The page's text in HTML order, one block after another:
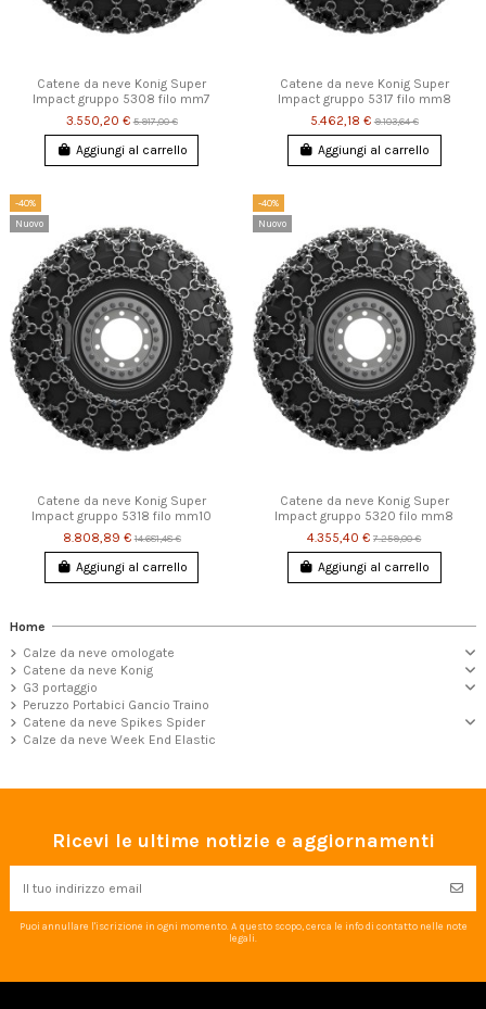
Catene da neve Konig Super
Impact gruppo 5308 filo mm7
3.550,20 €5.917,00 €
Aggiungi al carrello
Catene da neve Konig Super
Impact gruppo 5317 filo mm8
5.462,18 €9.103,64 €
Aggiungi al carrello
-40%
Nuovo
Catene da neve Konig Super
Impact gruppo 5318 filo mm10
8.808,89 €14.681,48 €
Aggiungi al carrello
-40%
Nuovo
Catene da neve Konig Super
Impact gruppo 5320 filo mm8
4.355,40 €7.259,00 €
Aggiungi al carrello
Home
Calze da neve omologate
Catene da neve Konig
G3 portaggio
Peruzzo Portabici Gancio Traino
Catene da neve Spikes Spider
Calze da neve Week End Elastic
Ricevi le ultime notizie e aggiornamenti
Puoi annullare l'iscrizione in ogni momento. A questo scopo, cerca le info di contatto nelle note
legali.